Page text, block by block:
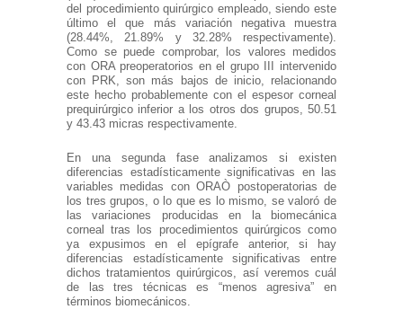
del procedimiento quirúrgico empleado, siendo este
último el que más variación negativa muestra
(28.44%, 21.89% y 32.28% respectivamente).
Como se puede comprobar, los valores medidos
con ORA preoperatorios en el grupo III intervenido
con PRK, son más bajos de inicio, relacionando
este hecho probablemente con el espesor corneal
prequirúrgico inferior a los otros dos grupos, 50.51
y 43.43 micras respectivamente.
En una segunda fase analizamos si existen
diferencias estadísticamente significativas en las
variables medidas con ORAÒ postoperatorias de
los tres grupos, o lo que es lo mismo, se valoró de
las variaciones producidas en la biomecánica
corneal tras los procedimientos quirúrgicos como
ya expusimos en el epígrafe anterior, si hay
diferencias estadísticamente significativas entre
dichos tratamientos quirúrgicos, así veremos cuál
de las tres técnicas es “menos agresiva” en
términos biomecánicos.